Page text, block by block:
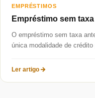
EMPRÉSTIMOS
Empréstimo sem
O empréstimo sem taxa
única modalidade de
Ler artigo